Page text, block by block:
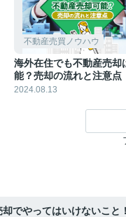
不動産売買ノウハウ
海外在住でも不動産売却
能？売却の流れと注意点
2024.08.13
却でやってはいけないこと